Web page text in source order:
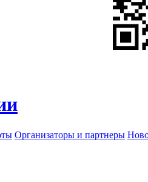
Организаторы и партнеры